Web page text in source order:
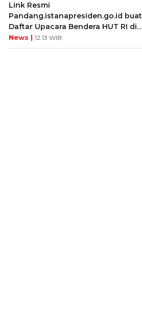
Link Resmi
Pandang.istanapresiden.go.id buat
Daftar Upacara Bendera HUT RI di
Istana Negara
News | 12:13 WIB